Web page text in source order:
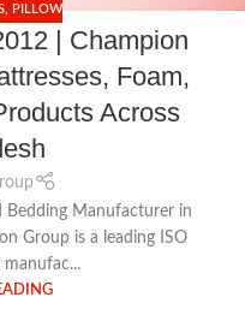
, PILLOW
| Champion
Foam,
Across
Bedding Manufacturer in
Group is a leading ISO